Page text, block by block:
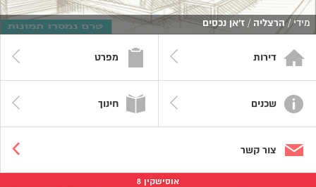
מידי /הרצליה / ז'אן נכסים
דירות מפרט
שכנים חינוך
צור קשר
אוסישקין 8